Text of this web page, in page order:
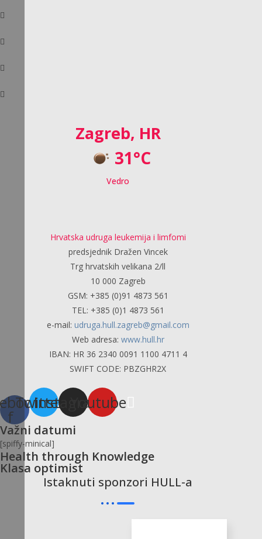
Zagreb, HR
31°C
Vedro
Hrvatska udruga leukemija i limfomi
predsjednik Dražen Vincek
Trg hrvatskih velikana 2/ll
10 000 Zagreb
GSM: +385 (0)91 4873 561
TEL: +385 (0)1 4873 561
e-mail: udruga.hull.zagreb@gmail.com
Web adresa: www.hull.hr
IBAN: HR 36 2340 0091 1100 4711 4
SWIFT CODE: PBZGHR2X
f
Twitter
InstagramYoutube
Važni datumi
[spiffy-minical]
Health through Knowledge
Klasa optimist
Istaknuti sponzori HULL-a